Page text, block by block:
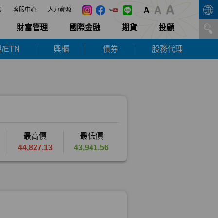
客服中心 人力資源
財富管理 國際金融 期貨 投顧
ETN 興櫃 債券 股務代理